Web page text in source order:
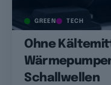
GREEN TECH
Ohne
Schallwellen